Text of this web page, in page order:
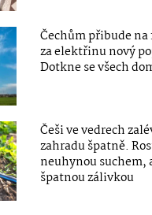
Čechům přibude
za elektřinu nový
Dotkne se všech
Češi ve vedrech
zahradu špatně.
neuhynou suchem,
špatnou zálivkou